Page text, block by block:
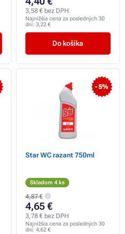
3,58 € bez DPH
Najnižšia cena za posledných 30
dní: 3,22 €
Do košíka
- 5%
Star WC razant 750ml
Skladom 4 ks
4,87 €
4,65 €
3,78 € bez DPH
Najnižšia cena za posledných 30
dní: 4,62 €